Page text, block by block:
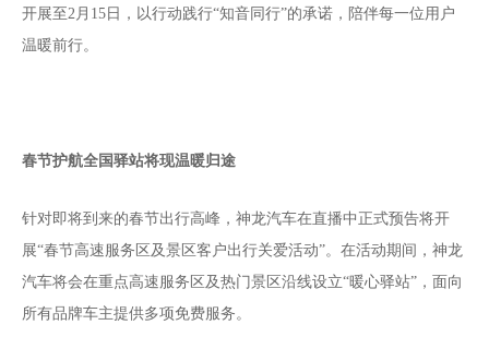
开展至2月15日，以行动践行“知音同行”的承诺，陪伴每一位用户
温暖前行。
春节护航全国驿站将现温暖归途
针对即将到来的春节出行高峰，神龙汽车在直播中正式预告将开
展“春节高速服务区及景区客户出行关爱活动”。在活动期间，神龙
汽车将会在重点高速服务区及热门景区沿线设立“暖心驿站”，面向
所有品牌车主提供多项免费服务。